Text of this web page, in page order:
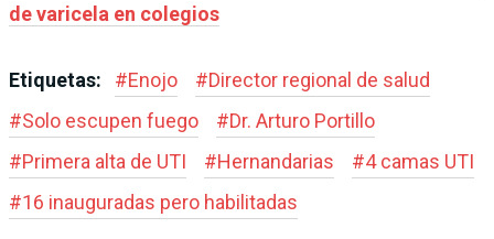
de varicela en colegios
Etiquetas: #Enojo #Director regional de salud
#Solo escupen fuego #Dr. Arturo Portillo
#Primera alta de UTI #Hernandarias #4 camas UTI
#16 inauguradas pero habilitadas